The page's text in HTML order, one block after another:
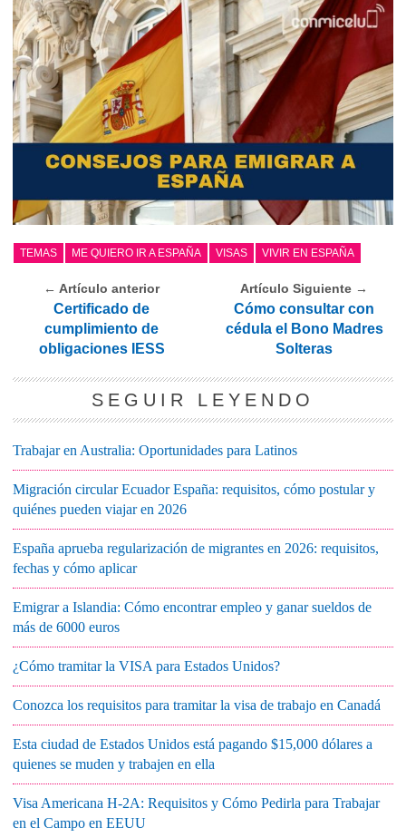
TEMAS ME QUIERO IR A ESPAÑA VISAS VIVIR EN ESPAÑA
← Artículo anterior
Certificado de
cumplimiento de
obligaciones IESS
Artículo Siguiente →
Cómo consultar con
cédula el Bono Madres
Solteras
SEGUIR LEYENDO
Trabajar en Australia: Oportunidades para Latinos
Migración circular Ecuador España: requisitos, cómo postular y
quiénes pueden viajar en 2026
España aprueba regularización de migrantes en 2026: requisitos,
fechas y cómo aplicar
Emigrar a Islandia: Cómo encontrar empleo y ganar sueldos de
más de 6000 euros
¿Cómo tramitar la VISA para Estados Unidos?
Conozca los requisitos para tramitar la visa de trabajo en Canadá
Esta ciudad de Estados Unidos está pagando $15,000 dólares a
quienes se muden y trabajen en ella
Visa Americana H-2A: Requisitos y Cómo Pedirla para Trabajar
en el Campo en EEUU